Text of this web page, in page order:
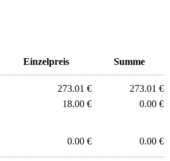
Einzelpreis Summe
273.01 €
273.01 €
18.00 € 0.00 €
0.00 € 0.00 €